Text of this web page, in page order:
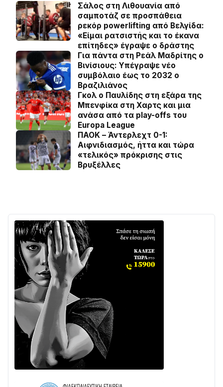
Σάλος στη Λιθουανία από
σαμποτάζ σε προσπάθεια
ρεκόρ powerlifting από Βελγίδα:
«Είμαι ρατσιστής και το έκανα
επίτηδες» έγραψε ο δράστης
Για πάντα στη Ρεάλ Μαδρίτης ο
Βινίσιους: Yπέγραψε νέο
συμβόλαιο έως το 2032 ο
Βραζιλιάνος
Γκολ ο Παυλίδης στη εξάρα της
Μπενφίκα στη Χαρτς και μια
ανάσα από τα play-offs του
Europa League
ΠΑΟΚ – Άντερλεχτ 0-1:
Αιφνιδιασμός, ήττα και τώρα
«τελικός» πρόκρισης στις
Βρυξέλλες